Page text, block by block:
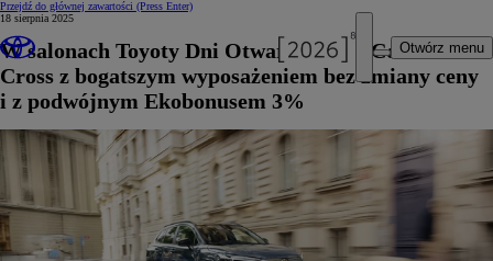
Przejdź do głównej zawartości (Press Enter)
Otwórz menu
18 sierpnia 2025
W salonach Toyoty Dni Otwarte nowej Corolli
Cross z bogatszym wyposażeniem bez zmiany ceny
i z podwójnym Ekobonusem 3%